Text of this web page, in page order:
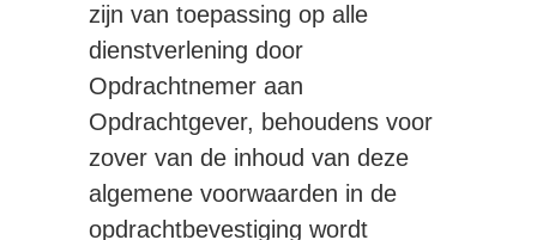
zijn van toepassing op alle
dienstverlening door
Opdrachtnemer aan
Opdrachtgever, behoudens voor
zover van de inhoud van deze
algemene voorwaarden in de
opdrachtbevestiging wordt